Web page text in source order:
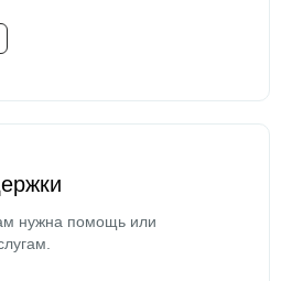
нужна помощь или